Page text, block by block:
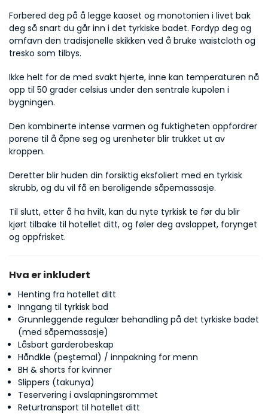
Forbered deg på å legge kaoset og monotonien i livet bak
deg så snart du går inn i det tyrkiske badet. Fordyp deg og
omfavn den tradisjonelle skikken ved å bruke waistcloth og
tresko som tilbys.
Ikke helt for de med svakt hjerte, inne kan temperaturen nå
opp til 50 grader celsius under den sentrale kupolen i
bygningen.
Den kombinerte intense varmen og fuktigheten oppfordrer
porene til å åpne seg og urenheter blir trukket ut av
kroppen.
Deretter blir huden din forsiktig eksfoliert med en tyrkisk
skrubb, og du vil få en beroligende såpemassasje.
Til slutt, etter å ha hvilt, kan du nyte tyrkisk te før du blir
kjørt tilbake til hotellet ditt, og føler deg avslappet, forynget
og oppfrisket.
Hva er inkludert
Henting fra hotellet ditt
Inngang til tyrkisk bad
Grunnleggende regulær behandling på det tyrkiske badet
(med såpemassasje)
Låsbart garderobeskap
Håndkle (peştemal) / innpakning for menn
BH & shorts for kvinner
Slippers (takunya)
Teservering i avslapningsrommet
Returtransport til hotellet ditt